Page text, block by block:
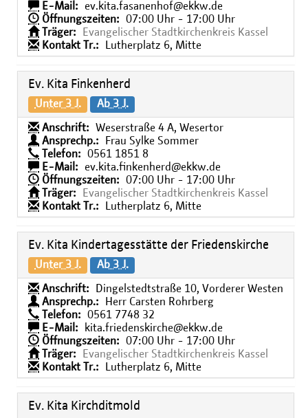
E-Mail:
ev.kita.fasanenhof@ekkw.de
Öffnungszeiten:
07:00 Uhr - 17:00 Uhr
Träger:
Evangelischer Stadtkirchenkreis Kassel
Kontakt Tr.:
Lutherplatz 6, Mitte
Ev. Kita Finkenherd
Unter 3 J. Ab 3 J.
Anschrift:
Weserstraße 4 A, Wesertor
Ansprechp.:
Frau Sylke Sommer
Telefon:
0561 1851 8
E-Mail:
ev.kita.finkenherd@ekkw.de
Öffnungszeiten:
07:00 Uhr - 17:00 Uhr
Träger:
Evangelischer Stadtkirchenkreis Kassel
Kontakt Tr.:
Lutherplatz 6, Mitte
Ev. Kita Kindertagesstätte der Friedenskirche
Unter 3 J. Ab 3 J.
Anschrift:
Dingelstedtstraße 10, Vorderer Westen
Ansprechp.:
Herr Carsten Rohrberg
Telefon:
0561 7748 32
E-Mail:
kita.friedenskirche@ekkw.de
Öffnungszeiten:
07:00 Uhr - 17:00 Uhr
Träger:
Evangelischer Stadtkirchenkreis Kassel
Kontakt Tr.:
Lutherplatz 6, Mitte
Ev. Kita Kirchditmold